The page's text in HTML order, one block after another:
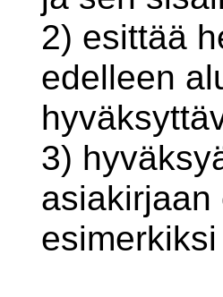
2) esittää
edelleen
3)
asiakirjaan